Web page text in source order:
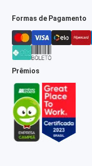
Formas de Pagamento
Prêmios